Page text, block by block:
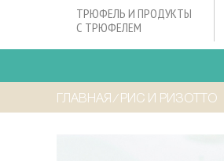
ТРЮФЕЛЬ И ПРОДУКТЫ
С ТРЮФЕЛЕМ
ГЛАВНАЯ ⁄ РИС И РИЗОТТО